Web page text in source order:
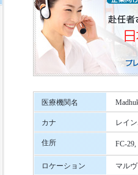
医療機関名
カナ レイ
住所 FC-29,
ロケーション マル